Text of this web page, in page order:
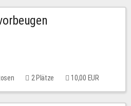
2 Plätze 10,00 EUR